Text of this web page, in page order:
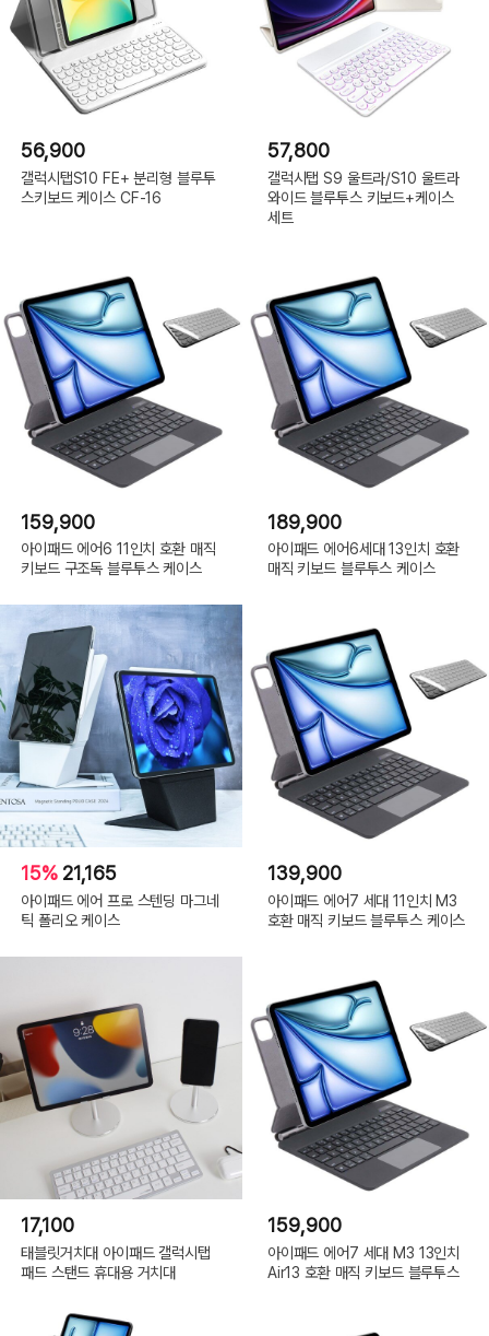
56,900
갤럭시탭S10 FE+ 분리형 블루투
스키보드 케이스 CF-16
57,800
갤럭시탭 S9 울트라/S10 울트라
와이드 블루투스 키보드+케이스
세트
159,900
아이패드 에어6 11인치 호환 매직
키보드 구조독 블루투스 케이스
189,900
아이패드 에어6세대 13인치 호환
매직 키보드 블루투스 케이스
15% 21,165
아이패드 에어 프로 스텐딩 마그네
틱 폴리오 케이스
139,900
아이패드 에어7 세대 11인치 M3
호환 매직 키보드 블루투스 케이스
17,100
태블릿거치대 아이패드 갤럭시탭
패드 스탠드 휴대용 거치대
159,900
아이패드 에어7 세대 M3 13인치
Air13 호환 매직 키보드 블루투스